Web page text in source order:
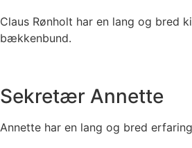
Claus Rønholt har en lang og bred
bækkenbund.
Sekretær Annette
Annette har en lang og bred